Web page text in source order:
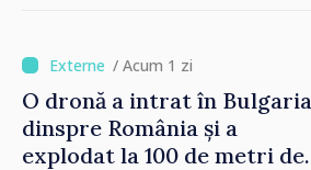
vehicul aerian”
/ Acum 1 zi
O dronă a intrat în Bulgaria
dinspre România și a
explodat la 100 de metri de